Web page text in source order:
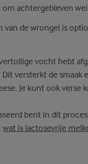
achtergebleven
van de wrongel is
vocht hebt
versterkt de smaak
Je kunt ook verse
bent in dit
wat is lactosevrije